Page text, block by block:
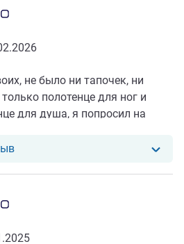
отзывы клиентов 1.5/5
не было ни тапочек, ни
полотенце для ног и
для душа, я попросил на
полотенце, которое было
Отель ответил на отзыв от
отзывы клиентов 2.5/5